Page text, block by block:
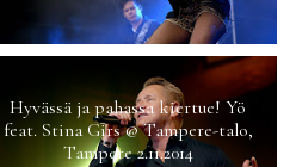
Hyvässä ja pahassa kiertue! Yö
feat. Stina Girs @ Tampere-talo,
Tampere 2.11.2014